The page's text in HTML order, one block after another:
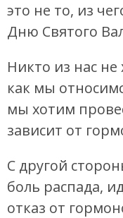
это не то, из
Дню Святого
Никто из нас не
как мы
мы хотим
зависит от
С другой
боль распада,
отказ от